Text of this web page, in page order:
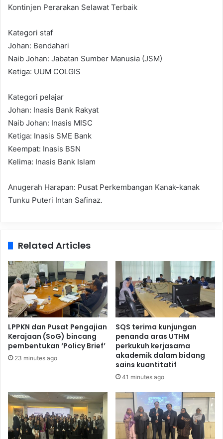
Kontinjen Perarakan Selawat Terbaik
Kategori staf
Johan: Bendahari
Naib Johan: Jabatan Sumber Manusia (JSM)
Ketiga: UUM COLGIS
Kategori pelajar
Johan: Inasis Bank Rakyat
Naib Johan: Inasis MISC
Ketiga: Inasis SME Bank
Keempat: Inasis BSN
Kelima: Inasis Bank Islam
Anugerah Harapan: Pusat Perkembangan Kanak-kanak
Tunku Puteri Intan Safinaz.
Related Articles
LPPKN dan Pusat Pengajian
Kerajaan (SoG) bincang
pembentukan ‘Policy Brief’
23 minutes ago
SQS terima kunjungan
penanda aras UTHM
perkukuh kerjasama
akademik dalam bidang
sains kuantitatif
41 minutes ago